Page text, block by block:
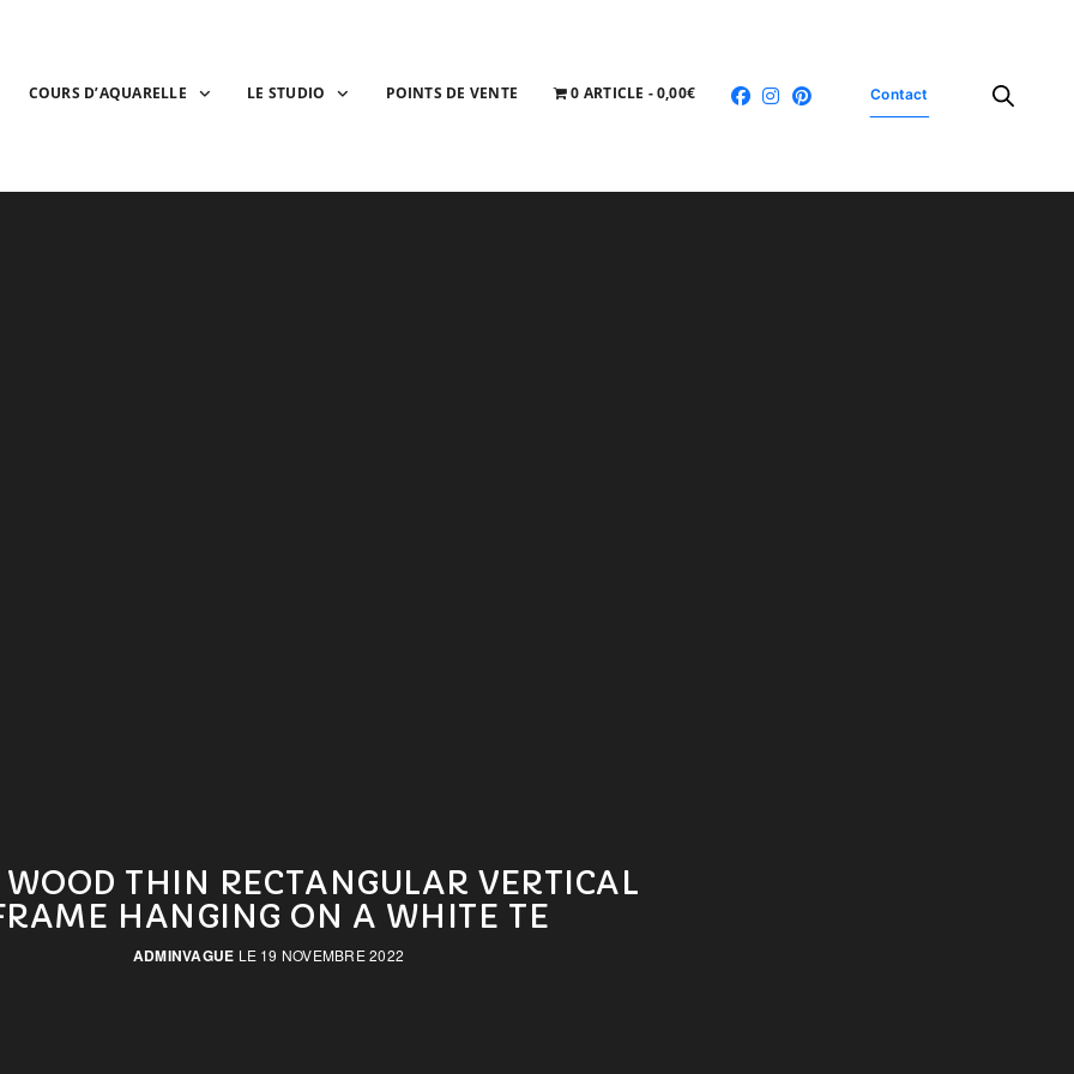
COURS D’AQUARELLE LE STUDIO POINTS DE VENTE 0 ARTICLE 0,00€ Contact
THIN RECTANGULAR VERTICAL
HANGING ON A WHITE TE
ADMINVAGUE LE 19 NOVEMBRE 2022